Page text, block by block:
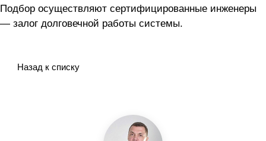
Подбор осуществляют сертифицированные инженеры
— залог долговечной работы системы.
Назад к списку